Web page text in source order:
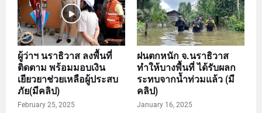
ผู้ว่าฯ นราธิวาส ลงพื้นที่
ติดตาม พร้อมมอบเงิน
เยียวยาช่วยเหลือผู้ประสบ
ภัย(มีคลิป)
February 25, 2025
ฝนตกหนัก จ.นราธิวาส
ทำให้บางพื้นที่ ได้รับผลก
ระทบจากน้ำท่วมแล้ว (มี
คลิป)
January 16, 2025